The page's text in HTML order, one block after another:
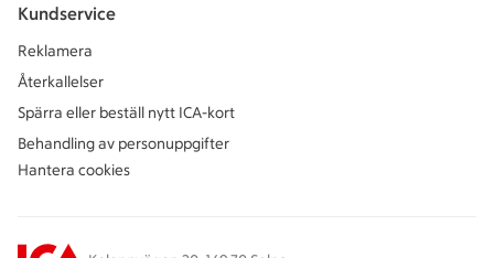
Kundservice
Reklamera
Återkallelser
Spärra eller beställ nytt ICA-kort
Behandling av personuppgifter
Hantera cookies